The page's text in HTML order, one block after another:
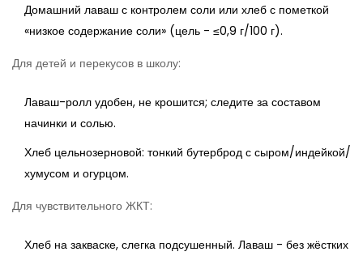
Домашний лаваш с контролем соли или хлеб с пометкой
«низкое содержание соли» (цель - ≤0,9 г/100 г).
Для детей и перекусов в школу:
Лаваш-ролл удобен, не крошится; следите за составом
начинки и солью.
Хлеб цельнозерновой: тонкий бутерброд с сыром/индейкой/
хумусом и огурцом.
Для чувствительного ЖКТ:
Хлеб на закваске, слегка подсушенный. Лаваш - без жёстких